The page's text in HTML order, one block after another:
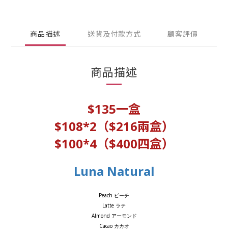
商品描述 送貨及付款方式 顧客評價
商品描述
$135一盒
$108*2 （$216兩盒）
$100*4（$400四盒）
Luna Natural
Peach ピーチ
Latte ラテ
Almond アーモンド
Cacao カカオ